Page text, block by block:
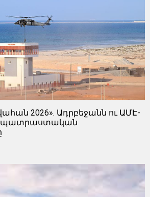
2026». Ադրբեջանն ու ԱՄԷ-